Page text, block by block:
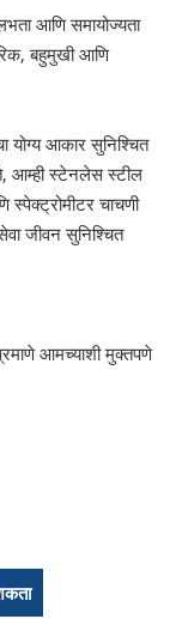
आणि समायोज्यता
बहुमुखी आणि
योग्य आकार सुनिश्चित
स्टेनलेस स्टील
स्पेक्ट्रोमीटर चाचणी
जीवन सुनिश्चित
आमच्याशी मुक्तपणे